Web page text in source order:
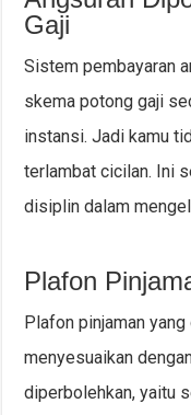
Gaji
Sistem pembayaran
skema potong gaji
instansi. Jadi kamu
terlambat cicilan. Ini
disiplin dalam
Plafon
Plafon pinjaman
menyesuaikan
diperbolehkan, yaitu